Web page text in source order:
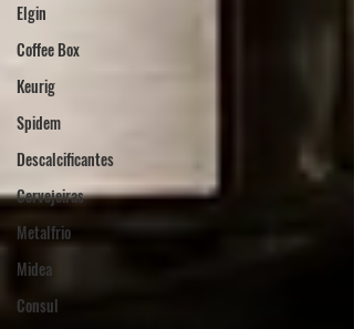
Elgin
Coffee Box
Keurig
Spidem
Descalcificantes
Cervejeiras
Metalfrio
Midea
Consul